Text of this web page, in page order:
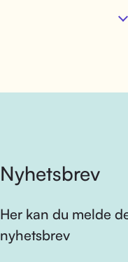
Nyhetsbrev
Her kan du melde
nyhetsbrev